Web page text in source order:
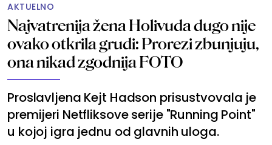
AKTUELNO
Najvatrenija žena Holivuda dugo nije
ovako otkrila grudi: Prorezi zbunjuju,
ona nikad zgodnija FOTO
Proslavljena Kejt Hadson prisustvovala je
premijeri Netfliksove serije "Running Point"
u kojoj igra jednu od glavnih uloga.